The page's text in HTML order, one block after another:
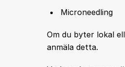
Microneedling
Om du byter lokal
anmäla detta.